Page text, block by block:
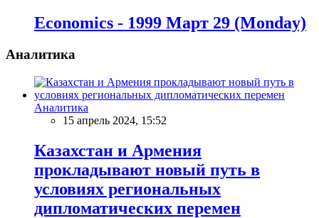
Economics - 1999 Март 29 (Monday)
Аналитика
Аналитика
15 апрель 2024, 15:52
Казахстан и Армения
прокладывают новый путь в
условиях региональных
дипломатических перемен